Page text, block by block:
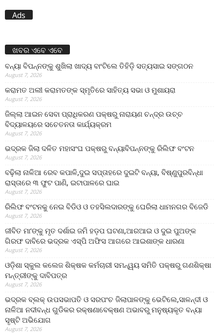
Ads
ଖବର ଏବେ ଏବେ
ବନ୍ୟା ବିପନ୍ନଙ୍କୁ ଶୁଖିଲା ଖାଦ୍ୟ ବାଂଟିଲେ ତିହିଡି଼ ସତ୍ୟସାଇ ସଙ୍ଗଠନ
August 7, 2026
କରାମତ ଅଲୀ କରାମତଙ୍କ ସ୍ମୃତିରେ ସାହିତ୍ୟ ସଭା ଓ ମୁଶାୟରା
August 7, 2026
ଜିଲ୍ଲା ଆଇନ ସେବା ପ୍ରାଧିକରଣ ପକ୍ଷରୁ ନାରାୟଣ ଚନ୍ଦ୍ର ଉଚ୍ଚ
ବିଦ୍ୟାଳୟରେ ସଚେତନତା କାର୍ଯ୍ୟକ୍ରମ
August 7, 2026
ଭଦ୍ରକ ଜିଲା ଦଳିତ ମହାସଂଘ ପକ୍ଷରୁ ବନ୍ୟାବିପନ୍ନଙ୍କୁ ରିଲିଫ ବଂଟନ
August 7, 2026
ବଢ଼ିଲା ନାଳିଆ ରେବ କପାଳି,ଦୁଇ ସପ୍ତାହରେ ଦୁଇଟି ବନ୍ୟା, ବିଷ୍ଣୁପୁରବିନ୍ଧା
ରାସ୍ତାରେ ୩ ଫୁଟ ପାଣି, ଇଟାପାଳରେ ଘାଇ
August 7, 2026
ରିଲିଫ ବଂଟନକୁ ନେଇ ବିଡିଓ ଓ ତହସିଲଦାରଙ୍କୁ ଘେରିଲା ଧାମନଗର ବିଜେଡି
August 7, 2026
ଜୀବିତ ମା’ଙ୍କୁ ମୃତ ଦର୍ଶାଇ ଜମି ହଡ଼ପ ଘଟଣା,ଆରଆଇ ଓ ଦୁଇ ପୁଅଙ୍କ
ଗିରଫ ଦାବିରେ ଭଦ୍ରକ ଏସ୍‌ପି ଅଫିସ ଆଗରେ ଆଇଶାଙ୍କ ଧାରଣା
August 7, 2026
ଓଡ଼ିଶା ସ୍କୁଲ କଲେଜ ଶିକ୍ଷକ କର୍ମଚାରୀ ସମନ୍ୱୟ ସମିତି ପକ୍ଷରୁ ଗଣଶିକ୍ଷା
ମନ୍ତ୍ରୀଙ୍କୁ ଦାବିପତ୍ର
August 7, 2026
ଭଦ୍ରକ ବ୍ଲକ୍ ଉପସଭାପତି ଓ ସରପଂଚ ଜିଲାପାଳଙ୍କୁ ଭେଟିଲେ,ସାଳନ୍ଦୀ ଓ
ନାଳିଆ ନଦୀବନ୍ଧ ଗୁଡିକର ରକ୍ଷଣାବେକ୍ଷଣ ଅଭାବରୁ ମନୁଷ୍ୟକୃତ ବନ୍ୟା
ସୃଷ୍ଟି ଅଭିଯୋଗ
August 7, 2026